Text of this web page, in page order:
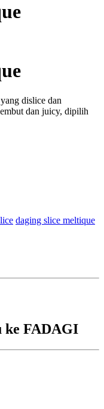
dislice dan
dan juicy, dipilih
daging slice meltique
ke FADAGI